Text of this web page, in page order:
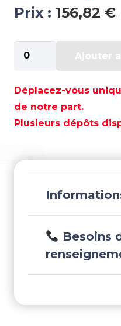
Prix : 156,82
de
YAMAHA
-
WI3206P1
Ajouter
Déplacez-vous
de notre part.
Plusieurs dépôts
Besoins